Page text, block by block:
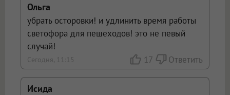
Ольга
убрать осторовки! и удлинить время работы
светофора для пешеходов! это не певый
случай!
Сегодня, 11:15 17 Ответить
Исида